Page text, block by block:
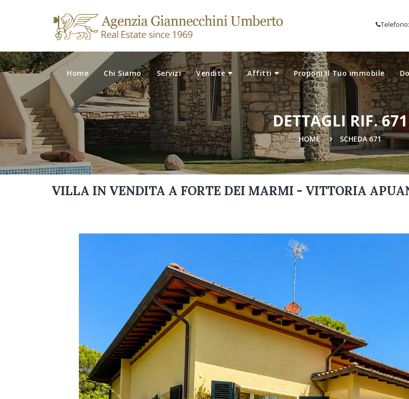
Telefono:
Home Chi Siamo Servizi Vendite Affitti Proponi il Tuo immobile
DETTAGLI RIF. 671
HOME SCHEDA 671
VILLA IN VENDITA A FORTE DEI MARMI - VITTORIA